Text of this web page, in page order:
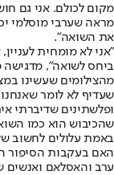
מקום לכולם. אני גם
מראה שערבי מוסלמי
את השואה".
"אני לא מומחית
ביחס לשואה", מדגישה
מהצילומים שעשינו
שעדיף לא לומר
ופלשתינים שדיברתי
שהכיבוש הוא כמו
באמת עלולים לחשוב
האם בעקבות הסיפור
ערב והאסלאם ואנשים